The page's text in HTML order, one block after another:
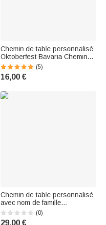
Chemin de table personnalisé
Oktoberfest Bavaria Chemin
de table anti-salissure avec
texte Décoration de table
Cadeau pour la famille
(5)
16,00 €
Chemin de table personnalisé
avec nom de famille
Décoration de table Cadeau
de Pâques pour famille juive
(0)
29,00 €